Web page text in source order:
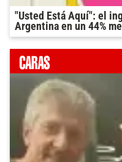
"Usted Está Aquí": el
Argentina en un 44%